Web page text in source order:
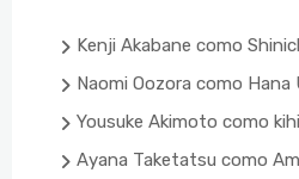
Kenji Akabane como
Naomi Oozora como Hana
Yousuke Akimoto como
Ayana Taketatsu como